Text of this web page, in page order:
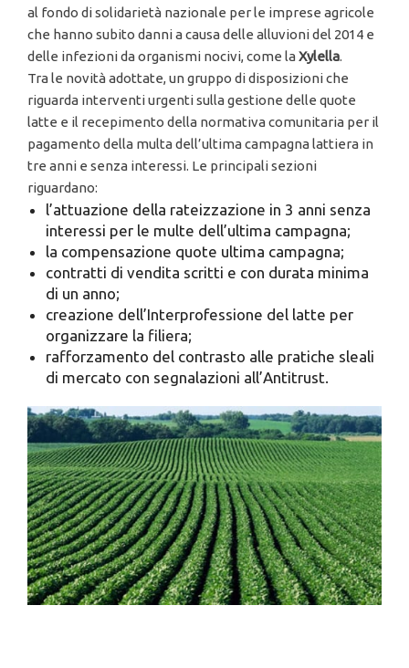
al fondo di solidarietà nazionale per le imprese agricole
che hanno subito danni a causa delle alluvioni del 2014 e
delle infezioni da organismi nocivi, come laXylella.
Tra le novità adottate, un gruppo di disposizioni che
riguarda interventi urgenti sulla gestione delle quote
latte e il recepimento della normativa comunitaria per il
pagamento della multa dell’ultima campagna lattiera in
tre anni e senza interessi. Le principali sezioni
riguardano:
l’attuazione della rateizzazione in 3 anni senza
interessi per le multe dell’ultima campagna;
la compensazione quote ultima campagna;
contratti di vendita scritti e con durata minima
di un anno;
creazione dell’Interprofessione del latte per
organizzare la filiera;
rafforzamento del contrasto alle pratiche sleali
di mercato con segnalazioni all’Antitrust.